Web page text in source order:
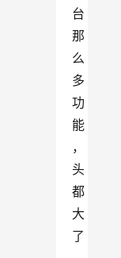
台
那
么
多
功
能
，
头
都
大
了